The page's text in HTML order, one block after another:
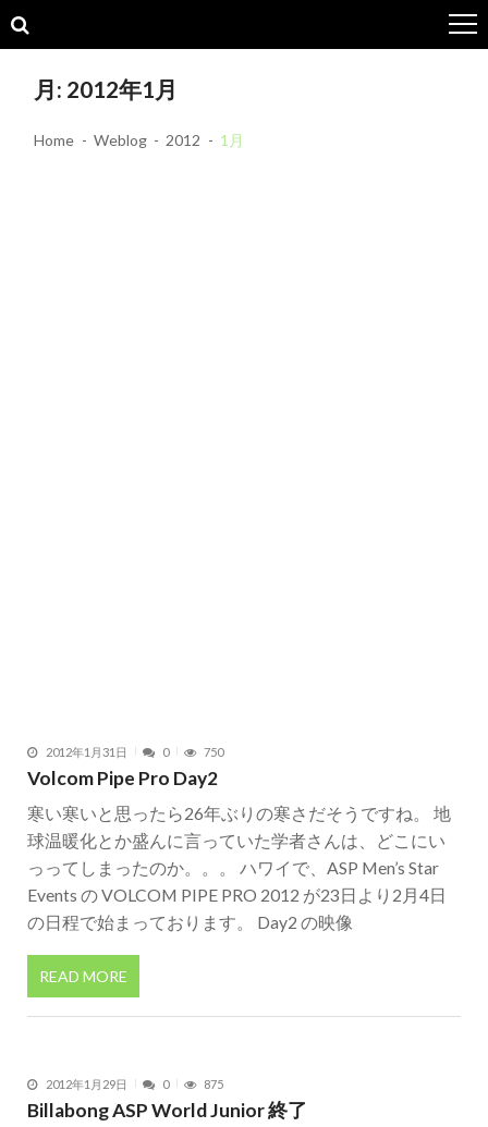
to
to
月: 2012年1月
Home Weblog 2012 1月
2012年1月31日 0 750
Volcom Pipe Pro Day2
寒い寒いと思ったら26年ぶりの寒さだそうですね。 地
球温暖化とか盛んに言っていた学者さんは、どこにい
っってしまったのか。。。 ハワイで、ASP Men’s Star
Events の VOLCOM PIPE PRO 2012 が23日より2月4日
の日程で始まっております。 Day2 の映像
READ MORE
2012年1月29日 0 875
Billabong ASP World Junior 終了